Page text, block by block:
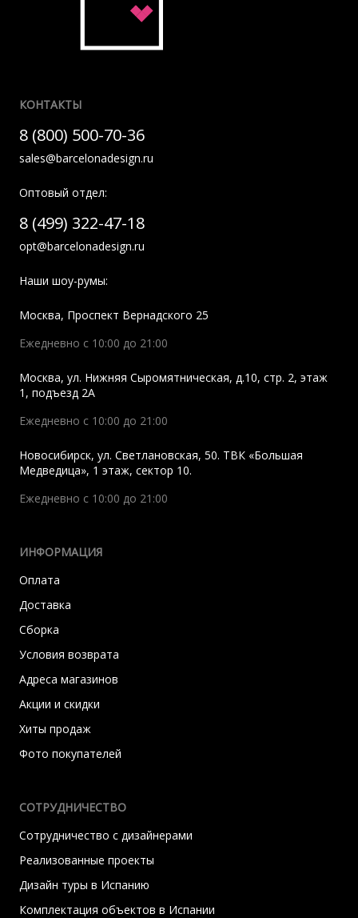
КОНТАКТЫ
8 (800) 500-70-36
sales@barcelonadesign.ru
Оптовый отдел:
8 (499) 322-47-18
opt@barcelonadesign.ru
Наши шоу-румы:
Москва, Проспект Вернадского 25
Ежедневно с 10:00 до 21:00
Москва, ул. Нижняя Сыромятническая, д.10, стр. 2, этаж
1, подъезд 2A
Ежедневно с 10:00 до 21:00
Новосибирск, ул. Светлановская, 50. ТВК «Большая
Медведица», 1 этаж, сектор 10.
Ежедневно с 10:00 до 21:00
ИНФОРМАЦИЯ
Оплата
Доставка
Сборка
Условия возврата
Адреса магазинов
Акции и скидки
Хиты продаж
Фото покупателей
СОТРУДНИЧЕСТВО
Сотрудничество с дизайнерами
Реализованные проекты
Дизайн туры в Испанию
Комплектация объектов в Испании